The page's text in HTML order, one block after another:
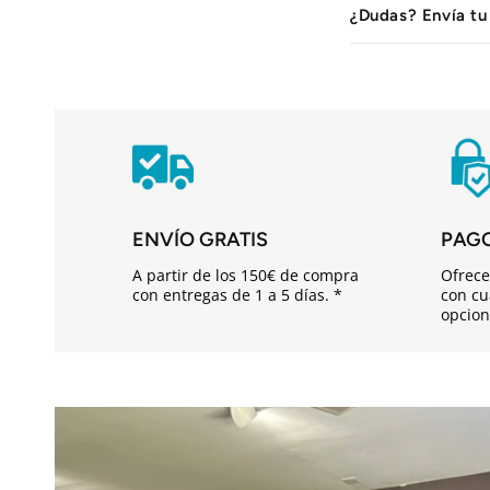
n
e
¿Dudas? Envía
ENVÍO GRATIS
A partir de los 150€ de compra
con entregas de 1 a 5 días. *
con